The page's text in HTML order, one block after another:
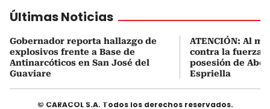
Últimas Noticias
Gobernador reporta hallazgo de
explosivos frente a Base de
Antinarcóticos en San José del
Guaviare
ATENCIÓN: Al
contra la fuerza
posesión de
Espriella
© CARACOL S.A. Todos los derechos reservados.